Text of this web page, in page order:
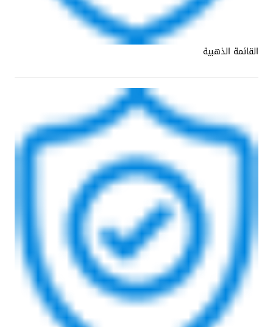
القائمة الذهبية